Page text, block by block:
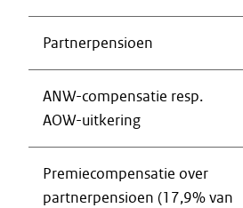
Partnerpensioen
ANW-compensatie resp.
AOW-uitkering
Premiecompensatie over
partnerpensioen (17,9% van